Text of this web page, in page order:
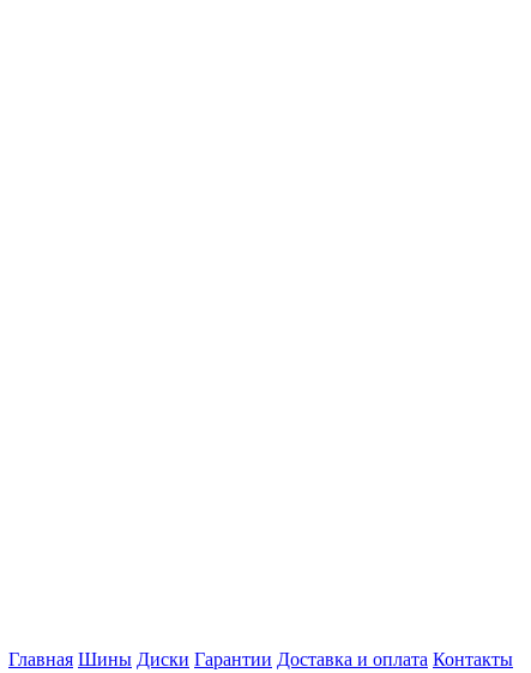
Главная Шины Диски Гарантии Доставка и оплата Контакты